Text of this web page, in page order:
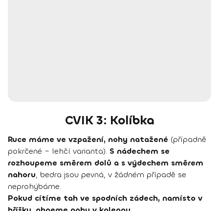
CVIK 3: Kolíbka
Ruce máme ve vzpažení, nohy natažené (případně
pokrčené – lehčí varianta). S nádechem se
rozhoupeme směrem dolů a s výdechem směrem
nahoru, bedra jsou pevná, v žádném případě se
neprohýbáme.
Pokud cítíme tah ve spodních zádech, namísto v